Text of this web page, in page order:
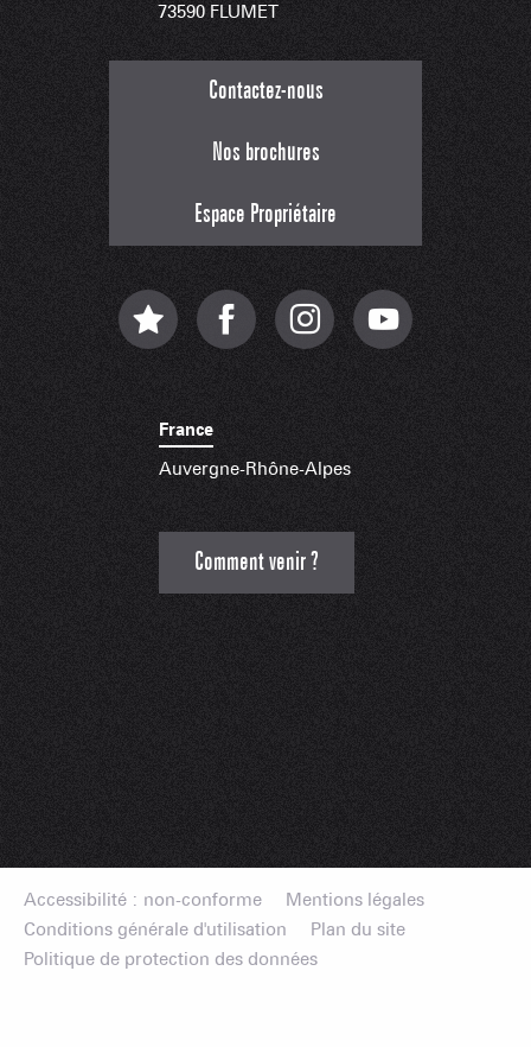
73590 FLUMET
Contactez-nous
Nos brochures
Espace Propriétaire
France
Auvergne-Rhône-Alpes
Comment venir ?
Accessibilité : non-conforme
Mentions légales
Conditions générale d'utilisation
Plan du site
Politique de protection des données